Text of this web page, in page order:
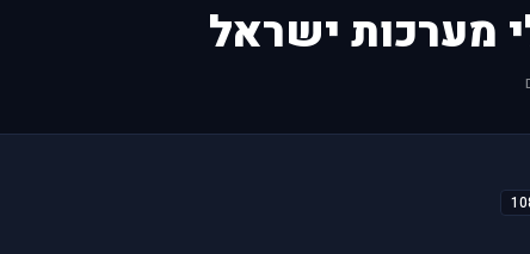
מערכות ישראל